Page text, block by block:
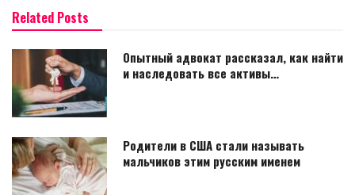
Related Posts
Опытный адвокат рассказал, как найти
и наследовать все активы…
Родители в США стали называть
мальчиков этим русским именем